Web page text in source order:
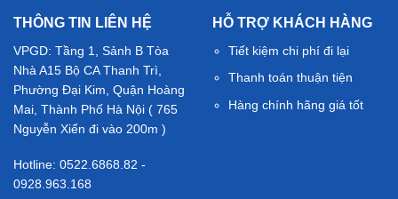
THÔNG TIN LIÊN HỆ
VPGD: Tầng 1, Sảnh B Tòa
Nhà A15 Bộ CA Thanh Trì,
Phường Đại Kim, Quận Hoàng
Mai, Thành Phố Hà Nội ( 765
Nguyễn Xiển đi vào 200m )
Hotline: 0522.6868.82 -
0928.963.168
HỖ TRỢ KHÁCH HÀNG
Tiết kiệm chi phí đi lại
Thanh toán thuận tiện
Hàng chính hãng giá tốt